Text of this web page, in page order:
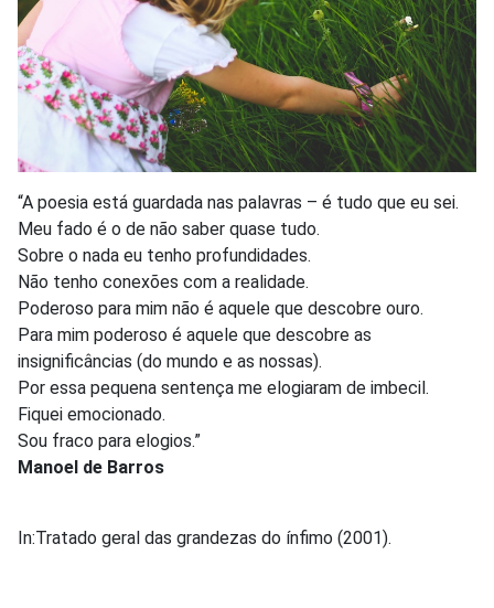
“A poesia está guardada nas palavras – é tudo que eu sei.
Meu fado é o de não saber quase tudo.
Sobre o nada eu tenho profundidades.
Não tenho conexões com a realidade.
Poderoso para mim não é aquele que descobre ouro.
Para mim poderoso é aquele que descobre as
insignificâncias (do mundo e as nossas).
Por essa pequena sentença me elogiaram de imbecil.
Fiquei emocionado.
Sou fraco para elogios.”
Manoel de Barros
In:Tratado geral das grandezas do ínfimo (2001).